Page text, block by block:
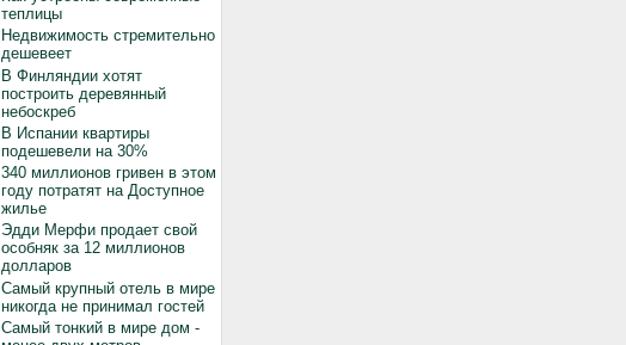
теплицы
Недвижимость стремительно
дешевеет
В Финляндии хотят
построить деревянный
небоскреб
В Испании квартиры
подешевели на 30%
340 миллионов гривен в этом
году потратят на Доступное
жилье
Эдди Мерфи продает свой
особняк за 12 миллионов
долларов
Самый крупный отель в мире
никогда не принимал гостей
Самый тонкий в мире дом -